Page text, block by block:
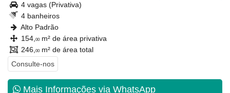
4 vagas (Privativa)
4 banheiros
Alto Padrão
154, 00m² de área privativa
246, 00m² de área total
Consulte-nos
Mais Informações via WhatsApp